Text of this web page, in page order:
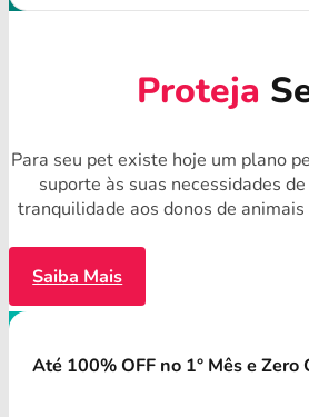
Proteja
Para seu pet existe hoje um plano
suporte às suas necessidades
tranquilidade aos donos de
Saiba Mais
Até 100% OFF no 1° Mês e